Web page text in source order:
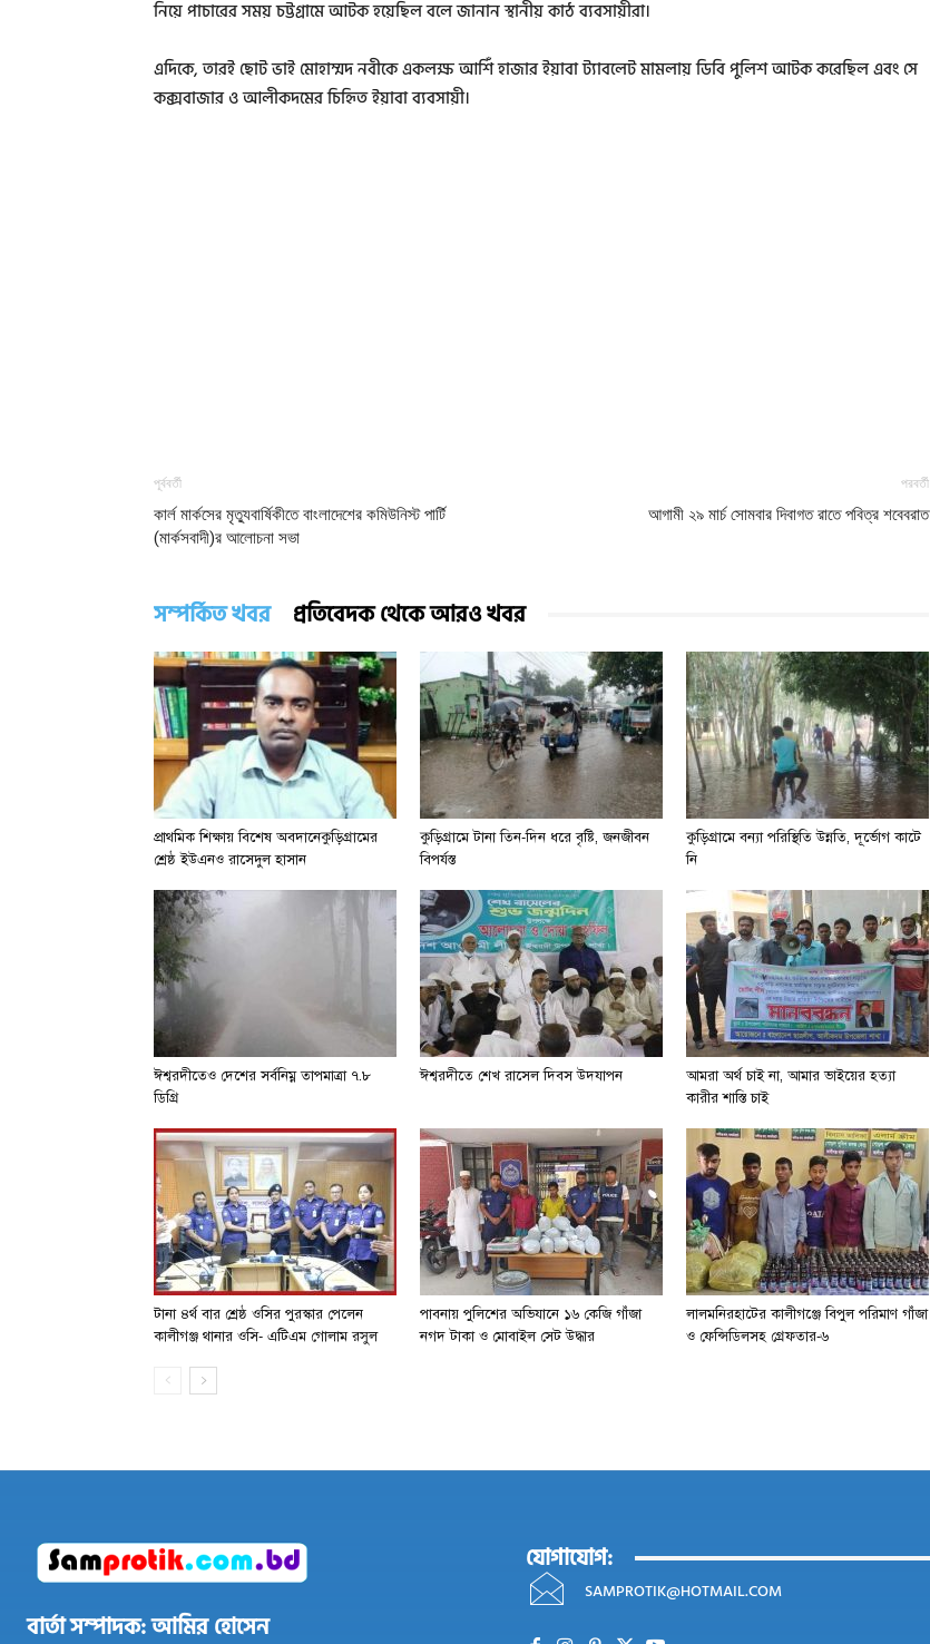
নিয়ে পাচারের সময় চট্টগ্রামে আটক হয়েছিল বলে জানান স্থানীয় কাঠ ব্যবসায়ীরা।
এদিকে, তারই ছােট ভাই মােহাম্মদ নবীকে একলক্ষ আশিঁ হাজার ইয়াবা ট্যাবলেট মামলায় ডিবি পুলিশ আটক করেছিল এবং সে
কক্সবাজার ও আলীকদমের চিহিৃত ইয়াবা ব্যবসায়ী।
পূর্ববর্তী
কার্ল মার্কসের মৃত্যুবার্ষিকীতে বাংলাদেশের কমিউনিস্ট পার্টি
(মার্কসবাদী)র আলোচনা সভা
পরবর্তী
আগামী ২৯ মার্চ সোমবার দিবাগত রাতে পবিত্র শবেবরাত
সম্পর্কিত খবর প্রতিবেদক থেকে আরও খবর
প্রাথমিক শিক্ষায় বিশেষ অবদানেকুড়িগ্রামের
শ্রেষ্ঠ ইউএনও রাসেদুল হাসান
কুড়িগ্রামে টানা তিন-দিন ধরে বৃষ্টি, জনজীবন
বিপর্যস্ত
কুড়িগ্রামে বন্যা পরিস্থিতি উন্নতি, দূর্ভোগ কাটে
নি
ঈশ্বরদীতেও দেশের সর্বনিম্ন তাপমাত্রা ৭.৮
ডিগ্রি
ঈশ্বরদীতে শেখ রাসেল দিবস উদযাপন
আমরা অর্থ চাই না, আমার ভাইয়ের হত্যা
কারীর শাস্তি চাই
টানা ৪র্থ বার শ্রেষ্ঠ ওসির পুরস্কার পেলেন
কালীগঞ্জ থানার ওসি- এটিএম গোলাম রসুল
পাবনায় পুলিশের অভিযানে ১৬ কেজি গাঁজা
নগদ টাকা ও মোবাইল সেট উদ্ধার
লালমনিরহাটের কালীগঞ্জে বিপুল পরিমাণ গাঁজা
ও ফেন্সিডিলসহ গ্রেফতার-৬
বার্তা সম্পাদক: আমির হোসেন
যোগাযোগ:
SAMPROTIK@HOTMAIL.COM